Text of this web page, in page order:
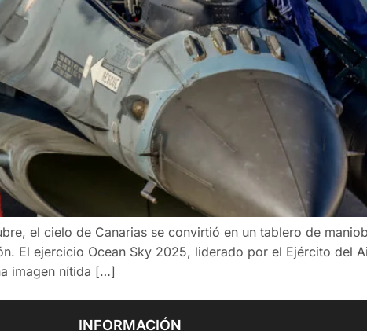
el cielo de Canarias se convirtió en un tablero de
El ejercicio Ocean Sky 2025, liderado por el Ejército del
imagen nítida […]
INFORMACIÓN